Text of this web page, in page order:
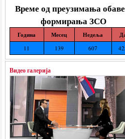
Време од преузимања
формирања ЗСО
Година Месец Недеља
11 139 607
Видео галерија